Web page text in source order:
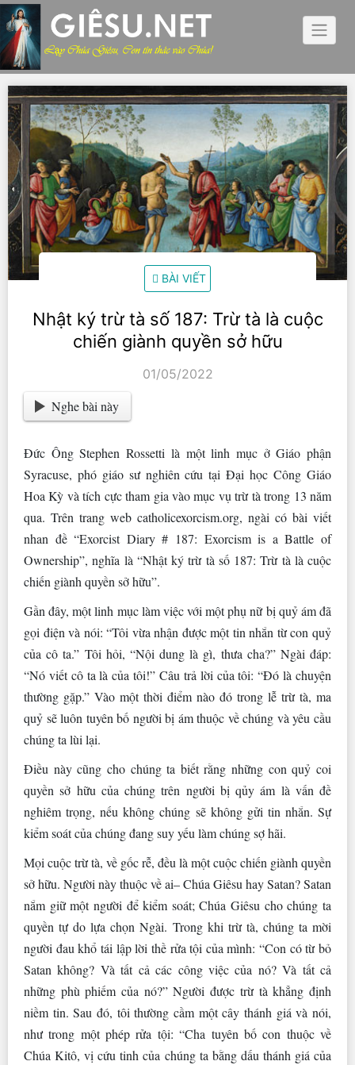
Skip
to
content
BÀI VIẾT
Nhật ký trừ tà số 187: Trừ tà là cuộc
chiến giành quyền sở hữu
01/05/2022
Nghe bài này
Đức Ông Stephen Rossetti là một linh mục ở Giáo phận
Syracuse, phó giáo sư nghiên cứu tại Đại học Công Giáo
Hoa Kỳ và tích cực tham gia vào mục vụ trừ tà trong 13 năm
qua. Trên trang web catholicexorcism.org, ngài có bài viết
nhan đề “Exorcist Diary # 187: Exorcism is a Battle of
Ownership”, nghĩa là “Nhật ký trừ tà số 187: Trừ tà là cuộc
chiến giành quyền sở hữu”.
Gần đây, một linh mục làm việc với một phụ nữ bị quỷ ám đã
gọi điện và nói: “Tôi vừa nhận được một tin nhắn từ con quỷ
của cô ta.” Tôi hỏi, “Nội dung là gì, thưa cha?” Ngài đáp:
“Nó viết cô ta là của tôi!” Câu trả lời của tôi: “Đó là chuyện
thường gặp.” Vào một thời điểm nào đó trong lễ trừ tà, ma
quỷ sẽ luôn tuyên bố người bị ám thuộc về chúng và yêu cầu
chúng ta lùi lại.
Điều này cũng cho chúng ta biết rằng những con quỷ coi
quyền sở hữu của chúng trên người bị qủy ám là vấn đề
nghiêm trọng, nếu không chúng sẽ không gửi tin nhắn. Sự
kiểm soát của chúng đang suy yếu làm chúng sợ hãi.
Mọi cuộc trừ tà, về gốc rễ, đều là một cuộc chiến giành quyền
sở hữu. Người này thuộc về ai– Chúa Giêsu hay Satan? Satan
nắm giữ một người để kiểm soát; Chúa Giêsu cho chúng ta
quyền tự do lựa chọn Ngài. Trong khi trừ tà, chúng ta mời
người đau khổ tái lập lời thề rửa tội của mình: “Con có từ bỏ
Satan không? Và tất cả các công việc của nó? Và tất cả
những phù phiếm của nó?” Người được trừ tà khẳng định
niềm tin. Sau đó, tôi thường cầm một cây thánh giá và nói,
như trong một phép rửa tội: “Cha tuyên bố con thuộc về
Chúa Kitô, vị cứu tinh của chúng ta bằng dấu thánh giá của